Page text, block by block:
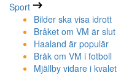
Sport
Bilder ska visa idrott
Bråket om VM är slut
Haaland är populär
Bråk om VM i fotboll
Mjällby vidare i kvalet